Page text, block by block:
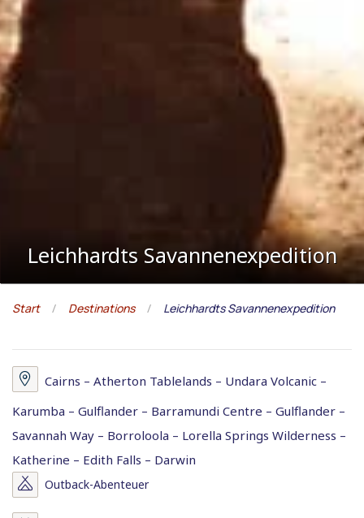
Leichhardts Savannenexpedition
Start Destinations Leichhardts Savannenexpedition
Cairns – Atherton Tablelands – Undara Volcanic –
Karumba – Gulflander – Barramundi Centre – Gulflander –
Savannah Way – Borroloola – Lorella Springs Wilderness –
Katherine – Edith Falls – Darwin
Outback-Abenteuer